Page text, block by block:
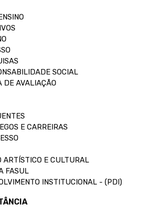
SOCIAL
DE AVALIAÇÃO
E CARREIRAS
ARTÍSTICO E CULTURAL
FASUL
INSTITUCIONAL - (PDI)